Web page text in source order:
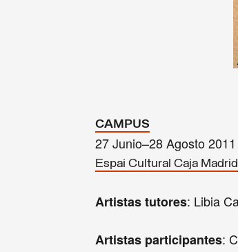
CAMPUS
27 Junio–28 Agosto 2011
Espai Cultural Caja Madrid
Artistas tutores: Libia
Artistas participantes: